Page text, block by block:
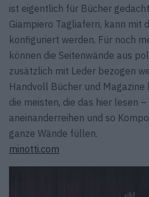
ist eigentlich für Bücher
Giampiero Tagliaferri, kann mit
konfiguriert werden. Für noch
können die Seitenwände aus
zusätzlich mit Leder bezogen
Handvoll Bücher und
die meisten, die das hier lesen
aneinanderreihen und so
ganze Wände füllen.
minotti.com